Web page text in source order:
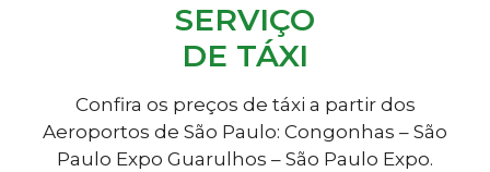
SERVIÇO
DE TÁXI
Confira os preços de táxi a partir dos
Aeroportos de São Paulo: Congonhas – São
Paulo Expo Guarulhos – São Paulo Expo.